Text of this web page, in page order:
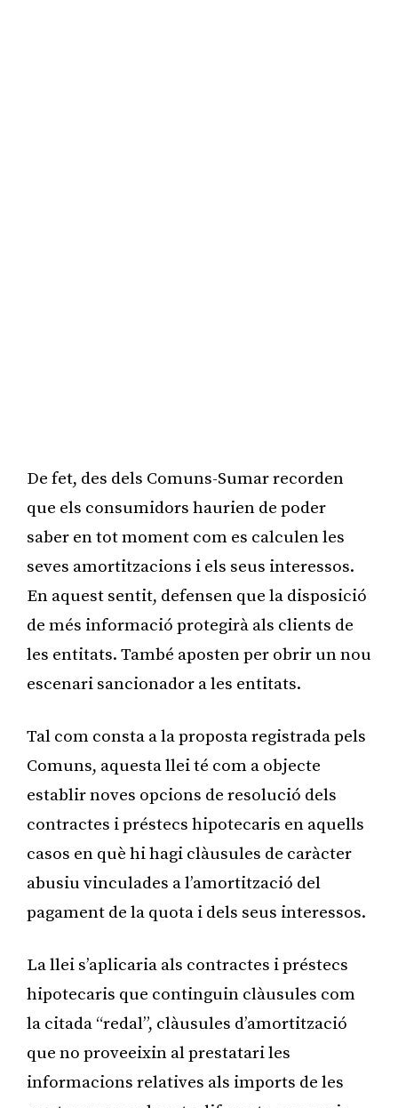
De fet, des dels Comuns-Sumar recorden
que els consumidors haurien de poder
saber en tot moment com es calculen les
seves amortitzacions i els seus interessos.
En aquest sentit, defensen que la disposició
de més informació protegirà als clients de
les entitats. També aposten per obrir un nou
escenari sancionador a les entitats.
Tal com consta a la proposta registrada pels
Comuns, aquesta llei té com a objecte
establir noves opcions de resolució dels
contractes i préstecs hipotecaris en aquells
casos en què hi hagi clàusules de caràcter
abusiu vinculades a l’amortització del
pagament de la quota i dels seus interessos.
La llei s’aplicaria als contractes i préstecs
hipotecaris que continguin clàusules com
la citada “redal”, clàusules d’amortització
que no proveeixin al prestatari les
informacions relatives als imports de les